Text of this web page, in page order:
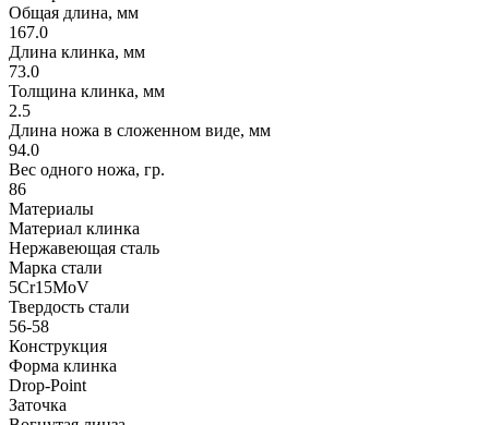
Общая длина, мм
167.0
Длина клинка, мм
73.0
Толщина клинка, мм
2.5
Длина ножа в сложенном виде, мм
94.0
Вес одного ножа, гр.
86
Материалы
Материал клинка
Нержавеющая сталь
Марка стали
5Cr15MoV
Твердость стали
56-58
Конструкция
Форма клинка
Drop-Point
Заточка